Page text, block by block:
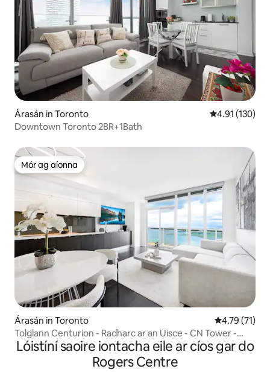
Árasán in Toronto Meánrátáil
4.91 (130)
Downtown Toronto 2BR+1Bath
Mór ag aíonna
Mór ag aíonna
Árasán in Toronto Meánrátáil
4.79 (71)
Tolglann Centurion - Radharc ar an Uisce - CN Tower -
Páirceáil
Lóistíní saoire iontacha eile ar cíos gar do
Rogers Centre